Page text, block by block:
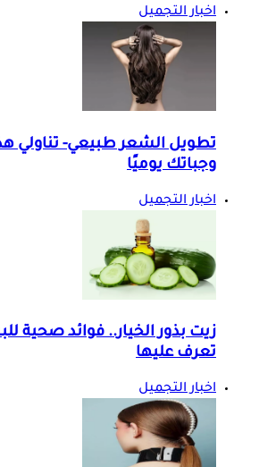
اخبار التجميل
تطويل الشعر طبيعي- تناولي
وجباتك يوميًا
اخبار التجميل
زيت بذور الخيار.. فوائد صحية
تعرف عليها
اخبار التجميل